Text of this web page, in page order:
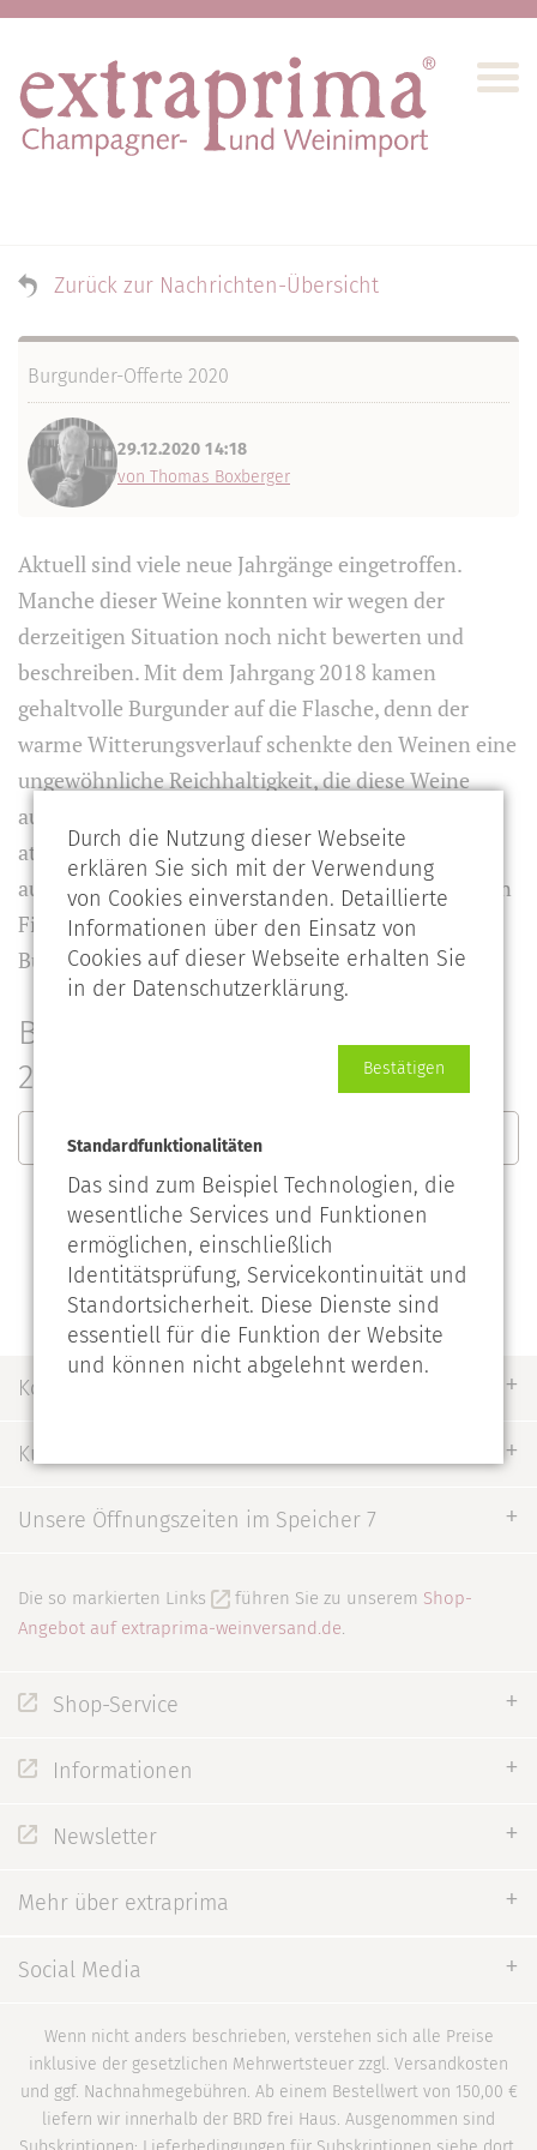
Zurück zur Nachrichten-Übersicht
Burgunder-Offerte 2020
29.12.2020 14:18
von Thomas Boxberger
Aktuell sind viele neue Jahrgänge eingetroffen.
Manche dieser Weine konnten wir wegen der
derzeitigen Situation noch nicht bewerten und
beschreiben. Mit dem Jahrgang 2018 kamen
gehaltvolle Burgunder auf die Flasche, denn der
warme Witterungsverlauf schenkte den Weinen eine
ungewöhnliche Reichhaltigkeit, die diese Weine
auch für nicht ausgewiesene Burgunder-Fans
attraktiv macht. 2017 entwickelt sich derzeit
ausgezeichnet und empfiehlt sich für Liebhaber von
Finesse und Seidigkeit sowie einer klassischen
Burgunder-Struktur.
Bestellschein Burgunder-Offerte
2020
Burgunder-Offerte 2020
Kontakt
Kundenservice
Unsere Öffnungszeiten im Speicher 7
Die so markierten Links führen Sie zu unserem Shop-
Angebot auf extraprima-weinversand.de.
Shop-Service
Informationen
Newsletter
Mehr über extraprima
Social Media
Wenn nicht anders beschrieben, verstehen sich alle Preise
inklusive der gesetzlichen Mehrwertsteuer zzgl. Versandkosten
und ggf. Nachnahmegebühren. Ab einem Bestellwert von 150,00 €
liefern wir innerhalb der BRD frei Haus. Ausgenommen sind
Durch die Nutzung dieser Webseite
erklären Sie sich mit der Verwendung
von Cookies einverstanden. Detaillierte
Informationen über den Einsatz von
Cookies auf dieser Webseite erhalten Sie
in der Datenschutzerklärung.
Bestätigen
Standardfunktionalitäten
Das sind zum Beispiel Technologien, die
wesentliche Services und Funktionen
ermöglichen, einschließlich
Identitätsprüfung, Servicekontinuität und
Standortsicherheit. Diese Dienste sind
essentiell für die Funktion der Website
und können nicht abgelehnt werden.